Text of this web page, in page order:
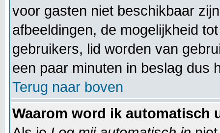
voor gasten niet beschikbaar
afbeeldingen, de mogelijkheid
gebruikers, lid worden van
een paar minuten in beslag dus
Terug naar boven
Waarom word ik automatisch